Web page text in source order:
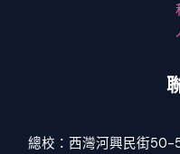
總校：西灣河興民街50-